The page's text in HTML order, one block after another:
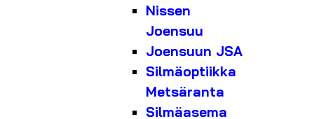
Nissen
Joensuu
Joensuun JSA
Silmäoptiikka
Metsäranta
Silmäasema